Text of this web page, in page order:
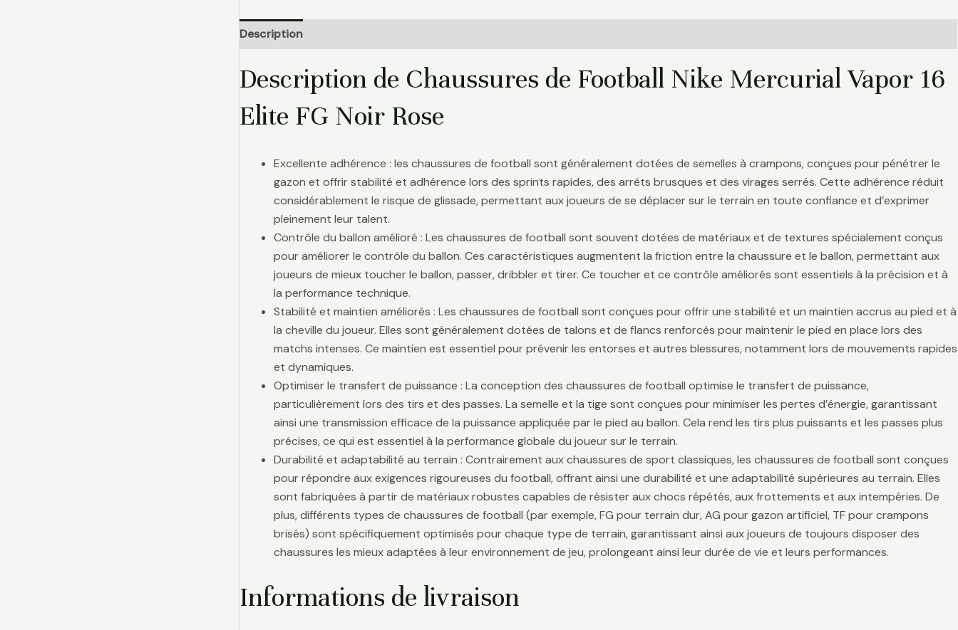
Description
Description de Chaussures de Football Nike Mercurial Vapor 16
Elite FG Noir Rose
Excellente adhérence : les chaussures de football sont généralement dotées de semelles à crampons, conçues pour pénétrer le
gazon et offrir stabilité et adhérence lors des sprints rapides, des arrêts brusques et des virages serrés. Cette adhérence réduit
considérablement le risque de glissade, permettant aux joueurs de se déplacer sur le terrain en toute confiance et d’exprimer
pleinement leur talent.
Contrôle du ballon amélioré : Les chaussures de football sont souvent dotées de matériaux et de textures spécialement conçus
pour améliorer le contrôle du ballon. Ces caractéristiques augmentent la friction entre la chaussure et le ballon, permettant aux
joueurs de mieux toucher le ballon, passer, dribbler et tirer. Ce toucher et ce contrôle améliorés sont essentiels à la précision et à
la performance technique.
Stabilité et maintien améliorés : Les chaussures de football sont conçues pour offrir une stabilité et un maintien accrus au pied et à
la cheville du joueur. Elles sont généralement dotées de talons et de flancs renforcés pour maintenir le pied en place lors des
matchs intenses. Ce maintien est essentiel pour prévenir les entorses et autres blessures, notamment lors de mouvements rapides
et dynamiques.
Optimiser le transfert de puissance : La conception des chaussures de football optimise le transfert de puissance,
particulièrement lors des tirs et des passes. La semelle et la tige sont conçues pour minimiser les pertes d’énergie, garantissant
ainsi une transmission efficace de la puissance appliquée par le pied au ballon. Cela rend les tirs plus puissants et les passes plus
précises, ce qui est essentiel à la performance globale du joueur sur le terrain.
Durabilité et adaptabilité au terrain : Contrairement aux chaussures de sport classiques, les chaussures de football sont conçues
pour répondre aux exigences rigoureuses du football, offrant ainsi une durabilité et une adaptabilité supérieures au terrain. Elles
sont fabriquées à partir de matériaux robustes capables de résister aux chocs répétés, aux frottements et aux intempéries. De
plus, différents types de chaussures de football (par exemple, FG pour terrain dur, AG pour gazon artificiel, TF pour crampons
brisés) sont spécifiquement optimisés pour chaque type de terrain, garantissant ainsi aux joueurs de toujours disposer des
chaussures les mieux adaptées à leur environnement de jeu, prolongeant ainsi leur durée de vie et leurs performances.
Informations de livraison